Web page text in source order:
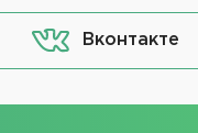
Вконтакте